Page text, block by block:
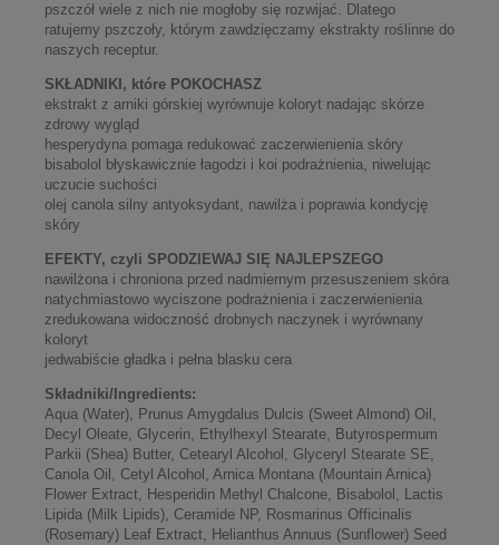
pszczół wiele z nich nie mogłoby się rozwijać. Dlatego
ratujemy pszczoły, którym zawdzięczamy ekstrakty roślinne do
naszych receptur.
SKŁADNIKI, które POKOCHASZ
ekstrakt z arniki górskiej wyrównuje koloryt nadając skórze
zdrowy wygląd
hesperydyna pomaga redukować zaczerwienienia skóry
bisabolol błyskawicznie łagodzi i koi podrażnienia, niwelując
uczucie suchości
olej canola silny antyoksydant, nawilża i poprawia kondycję
skóry
EFEKTY, czyli SPODZIEWAJ SIĘ NAJLEPSZEGO
nawilżona i chroniona przed nadmiernym przesuszeniem skóra
natychmiastowo wyciszone podrażnienia i zaczerwienienia
zredukowana widoczność drobnych naczynek i wyrównany
koloryt
jedwabiście gładka i pełna blasku cera
Składniki/Ingredients:
Aqua (Water), Prunus Amygdalus Dulcis (Sweet Almond) Oil,
Decyl Oleate, Glycerin, Ethylhexyl Stearate, Butyrospermum
Parkii (Shea) Butter, Cetearyl Alcohol, Glyceryl Stearate SE,
Canola Oil, Cetyl Alcohol, Arnica Montana (Mountain Arnica)
Flower Extract, Hesperidin Methyl Chalcone, Bisabolol, Lactis
Lipida (Milk Lipids), Ceramide NP, Rosmarinus Officinalis
(Rosemary) Leaf Extract, Helianthus Annuus (Sunflower) Seed